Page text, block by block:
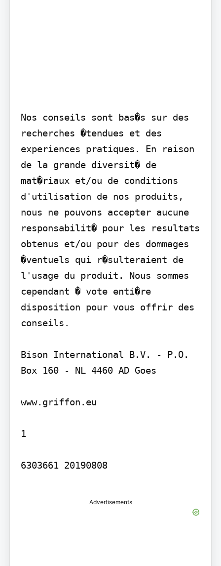
Nos conseils sont bas�s sur des
recherches �tendues et des
experiences pratiques. En raison
de la grande diversit� de
mat�riaux et/ou de conditions
d'utilisation de nos produits,
nous ne pouvons accepter aucune
responsabilit� pour les resultats
obtenus et/ou pour des dommages
�ventuels qui r�sulteraient de
l'usage du produit. Nous sommes
cependant � vote enti�re
disposition pour vous offrir des
conseils.
Bison International B.V. - P.O.
Box 160 - NL 4460 AD Goes
www.griffon.eu
1
6303661 20190808
Advertisements